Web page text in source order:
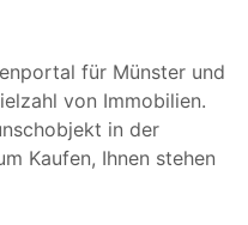
für Münster und
von Immobilien.
in der
Kaufen, Ihnen stehen